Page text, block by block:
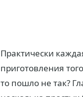
Практически
приготовления
то пошло не так?